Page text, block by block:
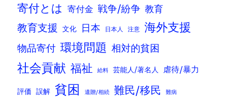
寄付とは 寄付金 戦争/紛争 教育
教育支援 文化 日本 日本人 注意 海外支援
物品寄付 環境問題 相対的貧困
社会貢献 福祉 給料 芸能人/著名人 虐待/暴力
評価 誤解 貧困 遺贈/相続 難民/移民 難病